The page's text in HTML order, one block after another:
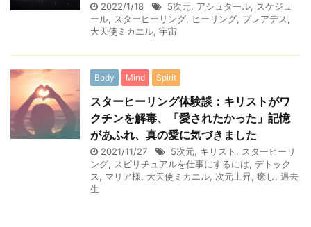
2022/1/18 5次元, アシュタール, スケジュ
ール, スターヒーリング, ヒーリング, プレアデス,
大天使ミカエル, 宇宙
Body Mind Spirit
スターヒーリング体験談：キリストがワ
クチンを解毒、「愛されたかった」記憶
があふれ、真の愛に気づきました
2021/11/27 5次元, キリスト , スターヒーリ
ング, スピリチュアルを仕事にするには, デトック
ス, マリア様, 大天使ミカエル, 次元上昇, 癒し, 過去
生